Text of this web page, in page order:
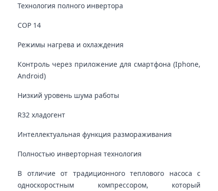
Технология полного инвертора
COP 14
Режимы нагрева и охлаждения
Контроль через приложение для смартфона (Iphone,
Android)
Низкий уровень шума работы
R32 хладогент
Интеллектуальная функция размораживания
Полностью инверторная технология
В отличие от традиционного теплового насоса с
односкоростным компрессором, который